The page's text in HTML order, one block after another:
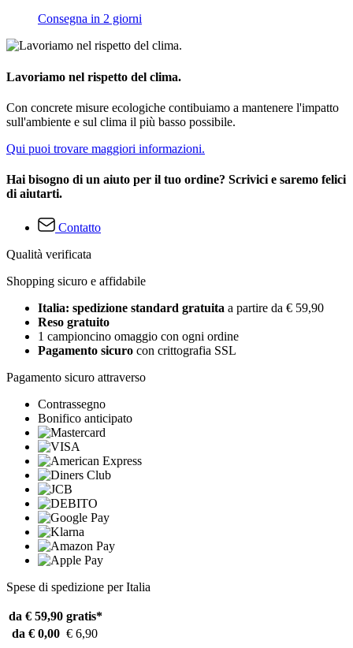
Consegna in 2 giorni
Lavoriamo nel rispetto del clima.
Con concrete misure ecologiche contibuiamo a mantenere l'impatto
sull'ambiente e sul clima il più basso possibile.
Qui puoi trovare maggiori informazioni.
Hai bisogno di un aiuto per il tuo ordine? Scrivici e saremo felici
di aiutarti.
Contatto
Qualità verificata
Shopping sicuro e affidabile
Italia: spedizione standard gratuita a partire da € 59,90
Reso gratuito
1 campioncino omaggio con ogni ordine
Pagamento sicuro con crittografia SSL
Pagamento sicuro attraverso
Contrassegno
Bonifico anticipato
Spese di spedizione per Italia
da € 59,90 gratis*
da € 0,00 € 6,90